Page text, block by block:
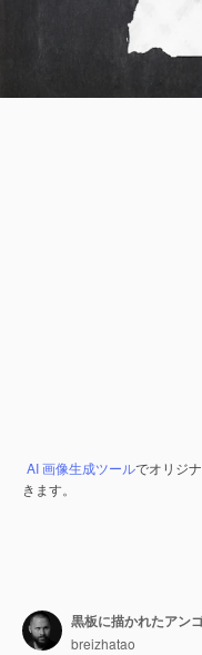
AI 画像生成ツールでオリジ
きます。
黒板に描かれたアン
breizhatao